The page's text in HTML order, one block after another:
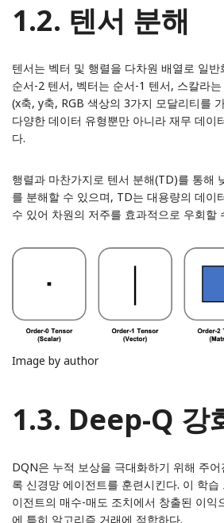
1.2. 텐서 분해
텐서는 벡터 및 행렬을 다차원 배열로 일
순서-2 텐서, 벡터는 순서-1 텐서, 스칼라
(x축, y축, RGB 색상의 3가지 모달리티를
다양한 데이터 유형뿐만 아니라 재무 데이
다.
행렬과 마찬가지로 텐서 분해(TD)를 통해
를 분해할 수 있으며, TD는 대용량의 데이
수 있어 차원의 저주를 효과적으로 우회할
Image by author
1.3. Deep-Q 강
DQN은 누적 보상을 극대화하기 위해 주
록 신경망 에이전트를 훈련시킨다. 이 학
이전트의 매수-매도 조치에서 창출된 이익
에 특히 알고리즘 거래에 적합하다.